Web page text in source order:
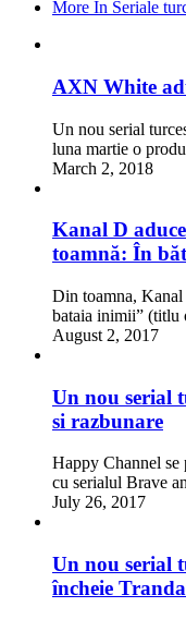
More In Seriale
AXN White
Un nou serial
luna martie o
March 2, 2018
Kanal D
toamnă: În
Din toamna,
bataia inimii”
August 2, 2017
Un nou serial
si razbunare
Happy Channel se
cu serialul Brave
July 26, 2017
Un nou serial
încheie